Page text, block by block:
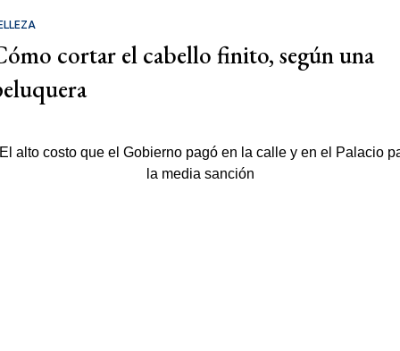
cortar el cabello finito, según una